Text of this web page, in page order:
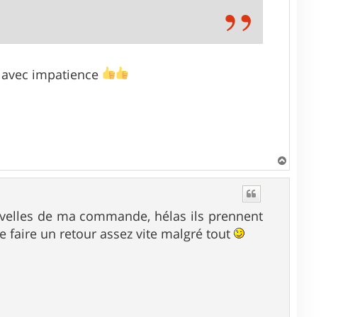
impatience
a
de ma commande, hélas ils prennent
faire un retour assez vite malgré tout